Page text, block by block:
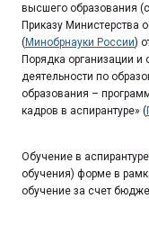
высшего образования
Приказу Министерства
(Минобрнауки России)
Порядка организации и
деятельности по
образования –
кадров в аспирантуре» (
Обучение в
обучения) форме в
обучение за счет